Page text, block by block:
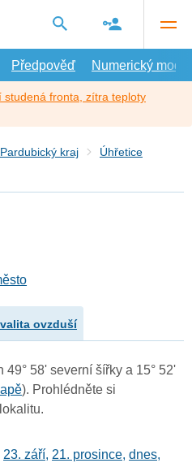
Předpověď Numerický model
studená fronta, zítra teploty
Pardubický kraj
Úhřetice
ovzduší
58' severní šířky a 15° 52'
). Prohlédněte si
23. září, 21. prosince, dnes,